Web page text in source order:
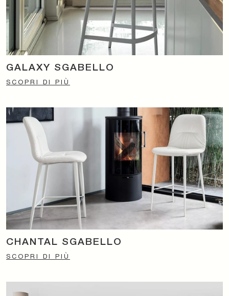
GALAXY SGABELLO
SCOPRI DI PIÙ
CHANTAL SGABELLO
SCOPRI DI PIÙ